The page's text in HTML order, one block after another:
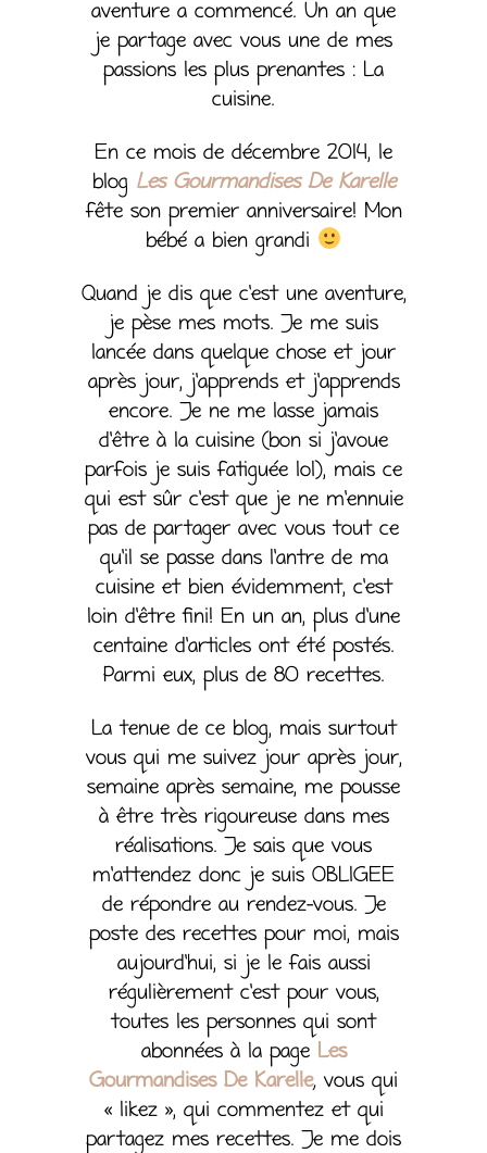
aventure a commencé. Un an que
je partage avec vous une de mes
passions les plus prenantes : La
cuisine.
En ce mois de décembre 2014, le
blog Les Gourmandises De Karelle
fête son premier anniversaire! Mon
bébé a bien grandi
Quand je dis que c’est une aventure,
je pèse mes mots. Je me suis
lancée dans quelque chose et jour
après jour, j’apprends et j’apprends
encore. Je ne me lasse jamais
d’être à la cuisine (bon si j’avoue
parfois je suis fatiguée lol), mais ce
qui est sûr c’est que je ne m’ennuie
pas de partager avec vous tout ce
qu’il se passe dans l’antre de ma
cuisine et bien évidemment, c’est
loin d’être fini! En un an, plus d’une
centaine d’articles ont été postés.
Parmi eux, plus de 80 recettes.
La tenue de ce blog, mais surtout
vous qui me suivez jour après jour,
semaine après semaine, me pousse
à être très rigoureuse dans mes
réalisations. Je sais que vous
m’attendez donc je suis OBLIGEE
de répondre au rendez-vous. Je
poste des recettes pour moi, mais
aujourd’hui, si je le fais aussi
régulièrement c’est pour vous,
toutes les personnes qui sont
abonnées à la page Les
Gourmandises De Karelle, vous qui
« likez », qui commentez et qui
partagez mes recettes. Je me dois